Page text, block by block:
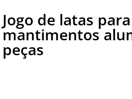
Jogo de latas para
mantimentos
peças